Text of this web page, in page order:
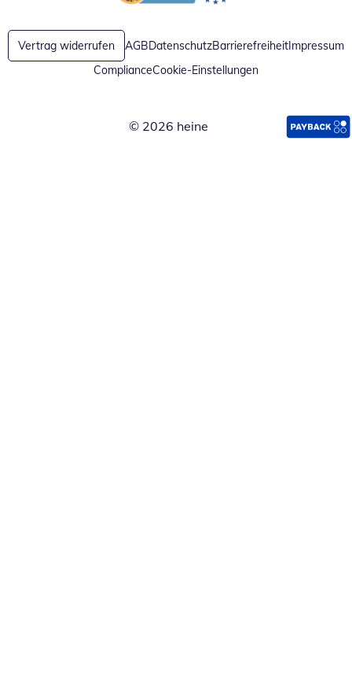
Öffnet in neuem FensterÖffnet in neuem Fenster
Vertrag widerrufen AGBDatenschutzBarrierefreiheitImpressum
ComplianceCookie-Einstellungen
© 2026 heine